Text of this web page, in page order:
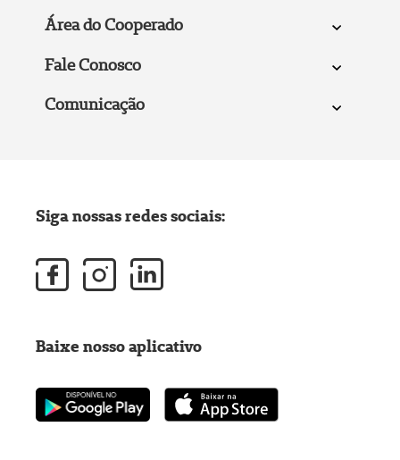
Área do Cooperado
Fale Conosco
Comunicação
Siga nossas redes sociais:
Baixe nosso aplicativo